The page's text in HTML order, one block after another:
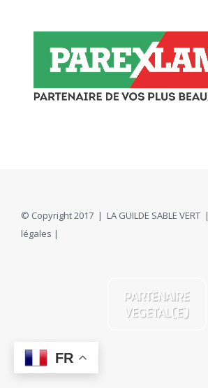
© Copyright 2017 | LA GUILDE SABLE VERT |
légales |
FR